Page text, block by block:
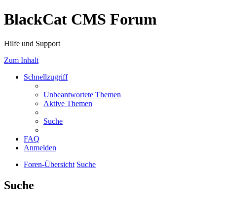
BlackCat CMS Forum
Hilfe und Support
Zum Inhalt
Schnellzugriff
Unbeantwortete Themen
Aktive Themen
Suche
FAQ
Anmelden
Foren-Übersicht Suche
Suche